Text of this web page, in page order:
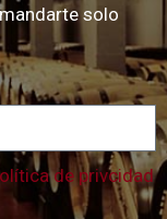
solo
de privcidad